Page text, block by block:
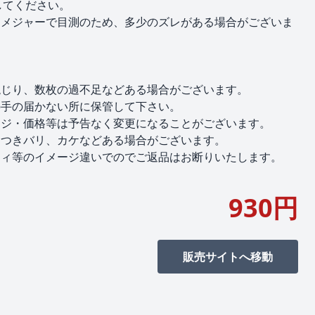
ください。
ジャーで目測のため、多少のズレがある場合がございま
り、数枚の過不足などある場合がございます。
の届かない所に保管して下さい。
・価格等は予告なく変更になることがございます。
きバリ、カケなどある場合がございます。
等のイメージ違いでのでご返品はお断りいたします。
930円
販売サイトへ移動